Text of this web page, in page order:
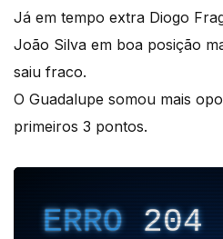
Já em tempo extra Diogo
João Silva em boa posição
saiu fraco.
O Guadalupe somou mais
primeiros 3 pontos.